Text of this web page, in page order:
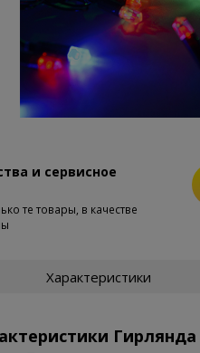
и сервисное
те товары, в качестве
Характеристики
Гирлянда